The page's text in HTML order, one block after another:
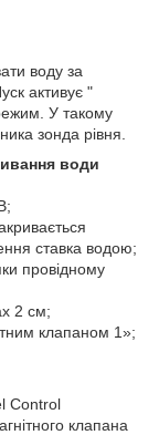
воду за
активує "
У такому
зонда рівня.
води
ставка водою;
провідному
2 см;
клапаном 1»;
Control
клапана